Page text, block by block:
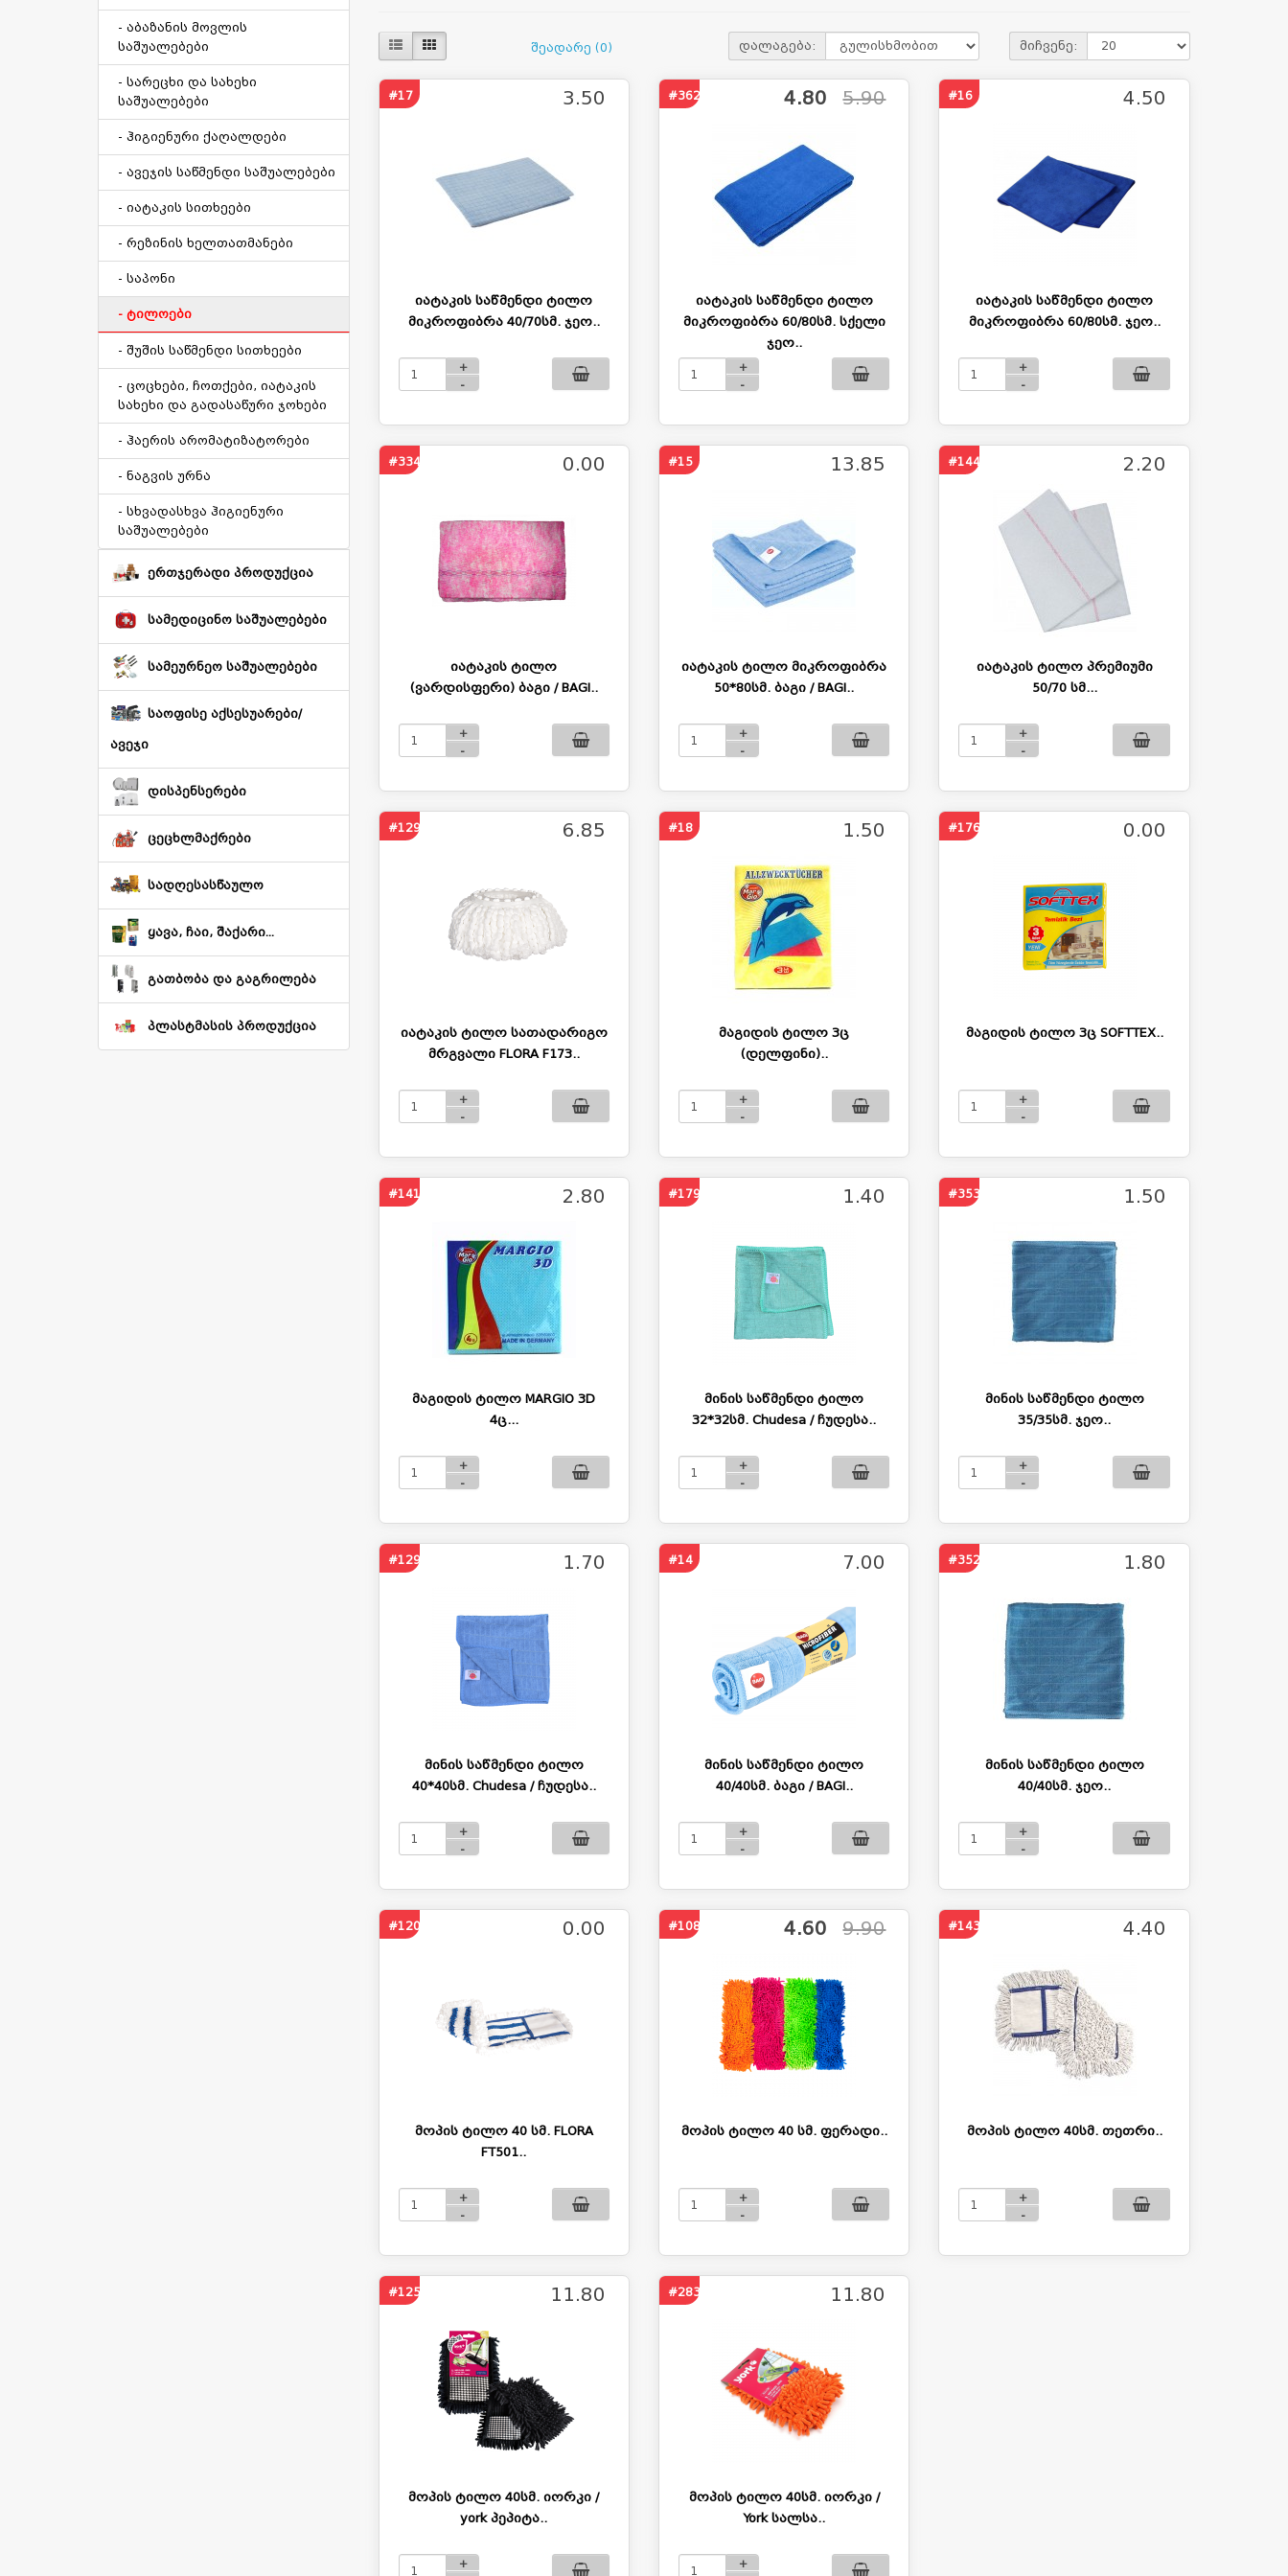
- აბაზანის მოვლის
საშუალებები
- სარეცხი და სახეხი
საშუალებები
- ჰიგიენური ქაღალდები
- ავეჯის საწმენდი საშუალებები
- იატაკის სითხეები
- რეზინის ხელთათმანები
- საპონი
- ტილოები
- შუშის საწმენდი სითხეები
- ცოცხები, ჩოთქები, იატაკის
სახეხი და გადასაწური ჯოხები
- ჰაერის არომატიზატორები
- ნაგვის ურნა
- სხვადასხვა ჰიგიენური
საშუალებები
ერთჯერადი პროდუქცია
სამედიცინო საშუალებები
სამეურნეო საშუალებები
საოფისე აქსესუარები/
ავეჯი
დისპენსერები
ცეცხლმაქრები
სადღესასწაულო
ყავა, ჩაი, შაქარი...
გათბობა და გაგრილება
პლასტმასის პროდუქცია
შეადარე (0) დალაგება: მიჩვენე:
#17 3.50
იატაკის საწმენდი ტილო
მიკროფიბრა 40/70სმ. ჯეო..
+
-
#362 4.80 5.90
იატაკის საწმენდი ტილო
მიკროფიბრა 60/80სმ. სქელი
ჯეო..
+
-
#16 4.50
იატაკის საწმენდი ტილო
მიკროფიბრა 60/80სმ. ჯეო..
+
-
#334 0.00
იატაკის ტილო
(ვარდისფერი) ბაგი / BAGI..
+
-
#15 13.85
იატაკის ტილო მიკროფიბრა
50*80სმ. ბაგი / BAGI..
+
-
#1440 2.20
იატაკის ტილო პრემიუმი
50/70 სმ...
+
-
#1298 6.85
იატაკის ტილო სათადარიგო
მრგვალი FLORA F173..
+
-
#18 1.50
მაგიდის ტილო 3ც
(დელფინი)..
+
-
#1764 0.00
მაგიდის ტილო 3ც SOFTTEX..
+
-
#141 2.80
მაგიდის ტილო MARGIO 3D
4ც...
+
-
#1791 1.40
მინის საწმენდი ტილო
32*32სმ. Chudesa / ჩუდესა..
+
-
#353 1.50
მინის საწმენდი ტილო
35/35სმ. ჯეო..
+
-
#1296 1.70
მინის საწმენდი ტილო
40*40სმ. Chudesa / ჩუდესა..
+
-
#14 7.00
მინის საწმენდი ტილო
40/40სმ. ბაგი / BAGI..
+
-
#352 1.80
მინის საწმენდი ტილო
40/40სმ. ჯეო..
+
-
#1201 0.00
მოპის ტილო 40 სმ. FLORA
FT501..
+
-
#1081 4.60 9.90
მოპის ტილო 40 სმ. ფერადი..
+
-
#1435 4.40
მოპის ტილო 40სმ. თეთრი..
+
-
#125 11.80
მოპის ტილო 40სმ. იორკი /
york პეპიტა..
+
#283 11.80
მოპის ტილო 40სმ. იორკი /
York სალსა..
+